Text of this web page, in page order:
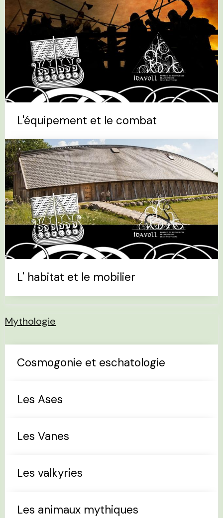
L'équipement et le combat
L' habitat et le mobilier
Mythologie
Cosmogonie et eschatologie
Les Ases
Les Vanes
Les valkyries
Les animaux mythiques